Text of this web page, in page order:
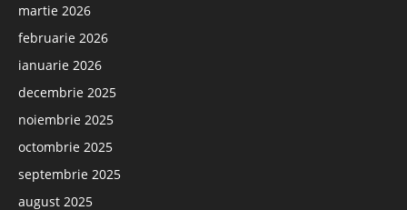
martie 2026
februarie 2026
ianuarie 2026
decembrie 2025
noiembrie 2025
octombrie 2025
septembrie 2025
august 2025